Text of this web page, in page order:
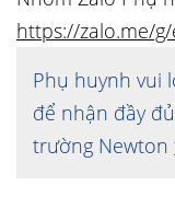
https://zalo.me/
Phụ huynh vui
để nhận đầy
trường Newton